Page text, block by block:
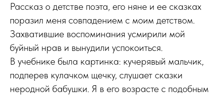
Рассказ о детстве поэта, его няне и ее сказках
поразил меня совпадением с моим детством.
Захватившие воспоминания усмирили мой
буйный нрав и вынудили успокоиться.
В учебнике была картинка: кучерявый мальчик,
подперев кулачком щечку, слушает сказки
неродной бабушки. Я в его возрасте с подобным